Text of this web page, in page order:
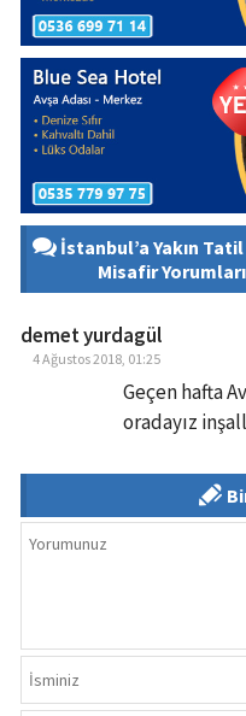
İstanbul’a Yakın Tatil
Misafir
demet yurdagül
4 Ağustos 2018, 01:25
Geçen hafta
oradayız